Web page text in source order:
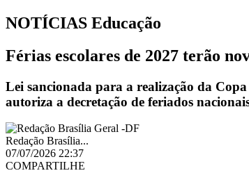
NOTÍCIAS Educação
Férias escolares de 2027 terão
Lei sancionada para a realização da
autoriza a decretação de feriados
Redação Brasília...
07/07/2026 22:37
COMPARTILHE